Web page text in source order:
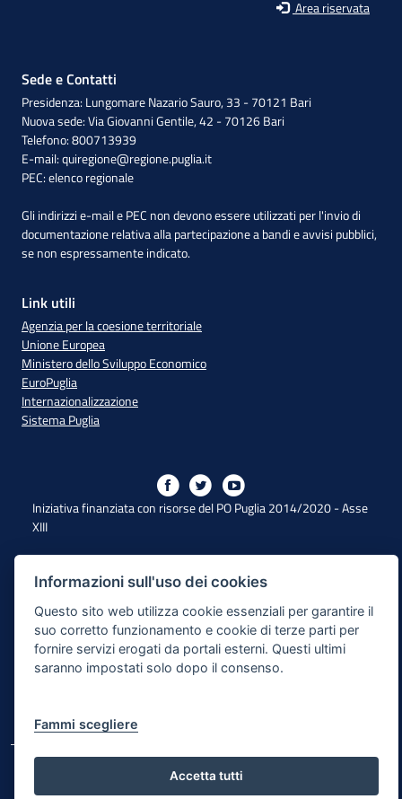
Area riservata
Sede e Contatti
Presidenza: Lungomare Nazario Sauro, 33 - 70121 Bari
Nuova sede: Via Giovanni Gentile, 42 - 70126 Bari
Telefono: 800713939
E-mail:quiregione@regione.puglia.it
PEC:elenco regionale
Gli indirizzi e-mail e PEC non devono essere utilizzati per l'invio di
documentazione relativa alla partecipazione a bandi e avvisi pubblici,
se non espressamente indicato.
Link utili
Agenzia per la coesione territoriale
Unione Europea
Ministero dello Sviluppo Economico
EuroPuglia
Internazionalizzazione
Sistema Puglia
Iniziativa finanziata con risorse del PO Puglia 2014/2020 - Asse
XIII
Dichiarazione di Accessibilità
Note Legali
Cookie e Privacy
Mappa del sito
© Regione Puglia
Informazioni sull'uso dei cookies
Questo sito web utilizza cookie essenziali per garantire il
suo corretto funzionamento e cookie di terze parti per
fornire servizi erogati da portali esterni. Questi ultimi
saranno impostati solo dopo il consenso.
Fammi scegliere
Accetta tutti